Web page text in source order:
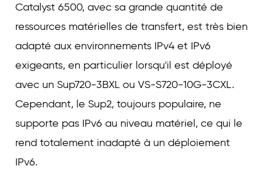
Catalyst 6500, avec sa grande quantité de
ressources matérielles de transfert, est très bien
adapté aux environnements IPv4 et IPv6
exigeants, en particulier lorsqu'il est déployé
avec un Sup720-3BXL ou VS-S720-10G-3CXL.
Cependant, le Sup2, toujours populaire, ne
supporte pas IPv6 au niveau matériel, ce qui le
rend totalement inadapté à un déploiement
IPv6.